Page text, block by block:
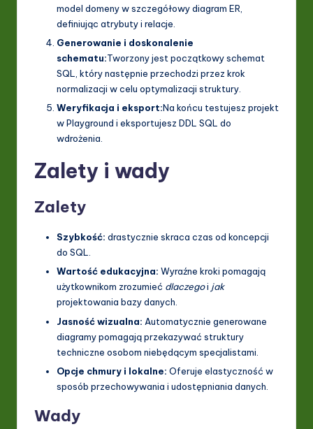
model domeny w szczegółowy diagram ER,
definiując atrybuty i relacje.
Generowanie i doskonalenie
schematu:Tworzony jest początkowy schemat
SQL, który następnie przechodzi przez krok
normalizacji w celu optymalizacji struktury.
Weryfikacja i eksport:Na końcu testujesz projekt
w Playground i eksportujesz DDL SQL do
wdrożenia.
Zalety i wady
Zalety
Szybkość: drastycznie skraca czas od koncepcji
do SQL.
Wartość edukacyjna: Wyraźne kroki pomagają
użytkownikom zrozumieć dlaczegoi jak
projektowania bazy danych.
Jasność wizualna: Automatycznie generowane
diagramy pomagają przekazywać struktury
techniczne osobom niebędącym specjalistami.
Opcje chmury i lokalne: Oferuje elastyczność w
sposób przechowywania i udostępniania danych.
Wady